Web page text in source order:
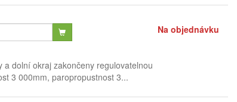
Na objednávku
dolní okraj zakončeny regulovatelnou
3 000mm, paropropustnost 3...